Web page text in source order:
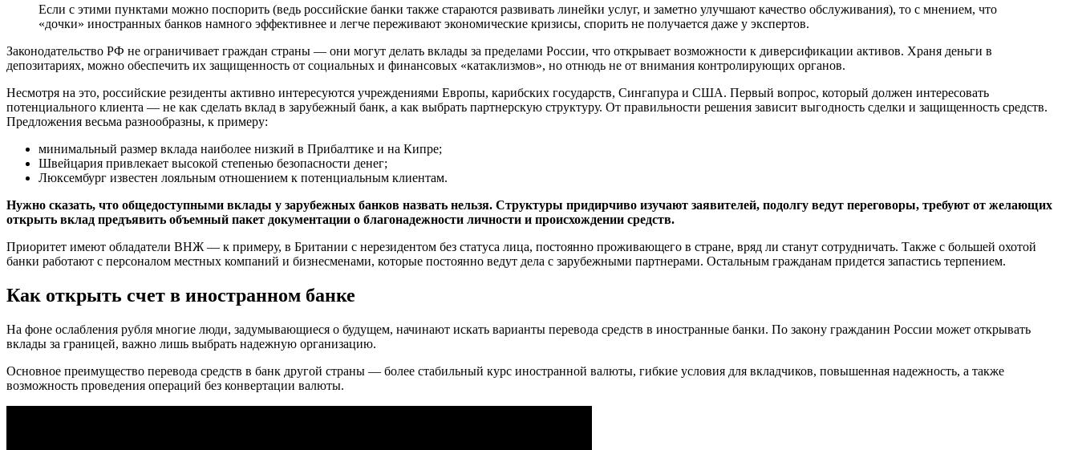
Если с этими пунктами можно поспорить (ведь российские банки также стараются развивать линейки услуг, и заметно улучшают качество обслуживания), то с мнением, что
«дочки» иностранных банков намного эффективнее и легче переживают экономические кризисы, спорить не получается даже у экспертов.
Законодательство РФ не ограничивает граждан страны — они могут делать вклады за пределами России, что открывает возможности к диверсификации активов. Храня деньги в
депозитариях, можно обеспечить их защищенность от социальных и финансовых «катаклизмов», но отнюдь не от внимания контролирующих органов.
Несмотря на это, российские резиденты активно интересуются учреждениями Европы, карибских государств, Сингапура и США. Первый вопрос, который должен интересовать
потенциального клиента — не как сделать вклад в зарубежный банк, а как выбрать партнерскую структуру. От правильности решения зависит выгодность сделки и защищенность средств.
Предложения весьма разнообразны, к примеру:
минимальный размер вклада наиболее низкий в Прибалтике и на Кипре;
Швейцария привлекает высокой степенью безопасности денег;
Люксембург известен лояльным отношением к потенциальным клиентам.
Нужно сказать, что общедоступными вклады у зарубежных банков назвать нельзя. Структуры придирчиво изучают заявителей, подолгу ведут переговоры, требуют от желающих
открыть вклад предъявить объемный пакет документации о благонадежности личности и происхождении средств.
Приоритет имеют обладатели ВНЖ — к примеру, в Британии с нерезидентом без статуса лица, постоянно проживающего в стране, вряд ли станут сотрудничать. Также с большей охотой
банки работают с персоналом местных компаний и бизнесменами, которые постоянно ведут дела с зарубежными партнерами. Остальным гражданам придется запастись терпением.
Как открыть счет в иностранном банке
На фоне ослабления рубля многие люди, задумывающиеся о будущем, начинают искать варианты перевода средств в иностранные банки. По закону гражданин России может открывать
вклады за границей, важно лишь выбрать надежную организацию.
Основное преимущество перевода средств в банк другой страны — более стабильный курс иностранной валюты, гибкие условия для вкладчиков, повышенная надежность, а также
возможность проведения операций без конвертации валюты.